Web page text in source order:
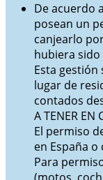
De acuerdo
posean un
canjearlo
hubiera
Esta gestión
lugar de
contados
A TENER EN
El permiso
en España
Para